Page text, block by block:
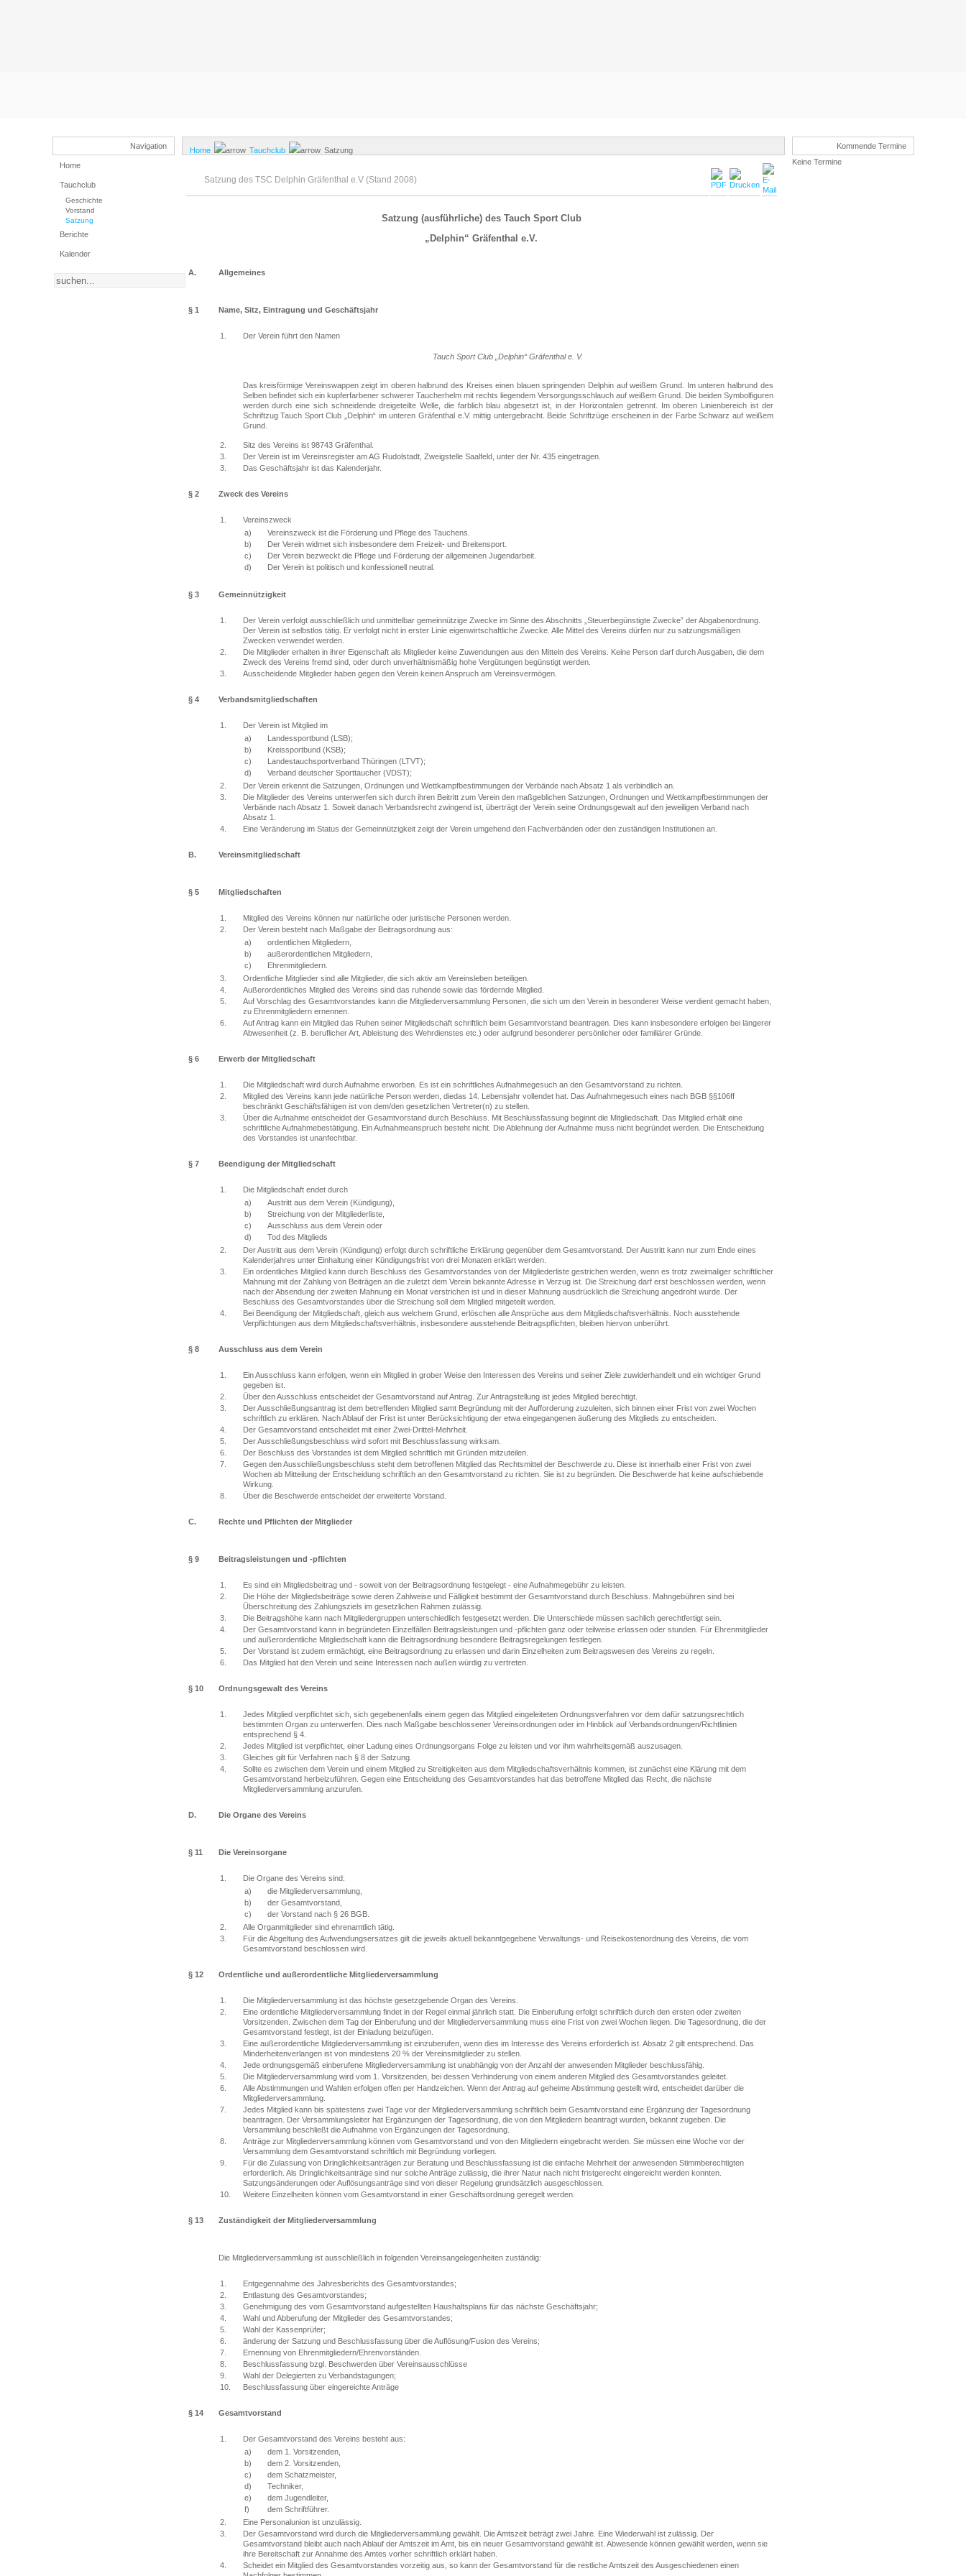
Navigation
Home
Tauchclub
Geschichte
Vorstand
Satzung
Berichte
Kalender
Home Tauchclub Satzung
Satzung des TSC Delphin Gräfenthal e.V (Stand 2008)
Satzung (ausführliche) des Tauch Sport Club
„Delphin“ Gräfenthal e.V.
A. Allgemeines
§ 1 Name, Sitz, Eintragung und Geschäftsjahr
1. Der Verein führt den Namen
Tauch Sport Club „Delphin“ Gräfenthal e. V.
Das kreisförmige Vereinswappen zeigt im oberen halbrund des Kreises einen blauen springenden Delphin auf weißem Grund. Im unteren halbrund des
Selben befindet sich ein kupferfarbener schwerer Taucherhelm mit rechts liegendem Versorgungsschlauch auf weißem Grund. Die beiden Symbolfiguren
werden durch eine sich schneidende dreigeteilte Welle, die farblich blau abgesetzt ist, in der Horizontalen getrennt. Im oberen Linienbereich ist der
Schriftzug Tauch Sport Club „Delphin“ im unteren Gräfenthal e.V. mittig untergebracht. Beide Schriftzüge erscheinen in der Farbe Schwarz auf weißem
Grund.
2.
Sitz des Vereins ist 98743 Gräfenthal.
3.
Der Verein ist im Vereinsregister am AG Rudolstadt, Zweigstelle Saalfeld, unter der Nr. 435 eingetragen.
3.
Das Geschäftsjahr ist das Kalenderjahr.
§ 2 Zweck des Vereins
1.
Vereinszweck
a)
Vereinszweck ist die Förderung und Pflege des Tauchens.
b)
Der Verein widmet sich insbesondere dem Freizeit- und Breitensport.
c)
Der Verein bezweckt die Pflege und Förderung der allgemeinen Jugendarbeit.
d)
Der Verein ist politisch und konfessionell neutral.
§ 3 Gemeinnützigkeit
1.
Der Verein verfolgt ausschließlich und unmittelbar gemeinnützige Zwecke im Sinne des Abschnitts „Steuerbegünstigte Zwecke” der Abgabenordnung.
Der Verein ist selbstlos tätig. Er verfolgt nicht in erster Linie eigenwirtschaftliche Zwecke. Alle Mittel des Vereins dürfen nur zu satzungsmäßigen
Zwecken verwendet werden.
2.
Die Mitglieder erhalten in ihrer Eigenschaft als Mitglieder keine Zuwendungen aus den Mitteln des Vereins. Keine Person darf durch Ausgaben, die dem
Zweck des Vereins fremd sind, oder durch unverhältnismäßig hohe Vergütungen begünstigt werden.
3.
Ausscheidende Mitglieder haben gegen den Verein keinen Anspruch am Vereinsvermögen.
§ 4 Verbandsmitgliedschaften
1.
Der Verein ist Mitglied im
a)
Landessportbund (LSB);
b)
Kreissportbund (KSB);
c)
Landestauchsportverband Thüringen (LTVT);
d)
Verband deutscher Sporttaucher (VDST);
2.
Der Verein erkennt die Satzungen, Ordnungen und Wettkampfbestimmungen der Verbände nach Absatz 1 als verbindlich an.
3.
Die Mitglieder des Vereins unterwerfen sich durch ihren Beitritt zum Verein den maßgeblichen Satzungen, Ordnungen und Wettkampfbestimmungen der
Verbände nach Absatz 1. Soweit danach Verbandsrecht zwingend ist, überträgt der Verein seine Ordnungsgewalt auf den jeweiligen Verband nach
Absatz 1.
4.
Eine Veränderung im Status der Gemeinnützigkeit zeigt der Verein umgehend den Fachverbänden oder den zuständigen Institutionen an.
B. Vereinsmitgliedschaft
§ 5 Mitgliedschaften
1.
Mitglied des Vereins können nur natürliche oder juristische Personen werden.
2.
Der Verein besteht nach Maßgabe der Beitragsordnung aus:
a)
ordentlichen Mitgliedern,
b)
außerordentlichen Mitgliedern,
c)
Ehrenmitgliedern.
3.
Ordentliche Mitglieder sind alle Mitglieder, die sich aktiv am Vereinsleben beteiligen.
4.
Außerordentliches Mitglied des Vereins sind das ruhende sowie das fördernde Mitglied.
5.
Auf Vorschlag des Gesamtvorstandes kann die Mitgliederversammlung Personen, die sich um den Verein in besonderer Weise verdient gemacht haben,
zu Ehrenmitgliedern ernennen.
6.
Auf Antrag kann ein Mitglied das Ruhen seiner Mitgliedschaft schriftlich beim Gesamtvorstand beantragen. Dies kann insbesondere erfolgen bei längerer
Abwesenheit (z. B. beruflicher Art, Ableistung des Wehrdienstes etc.) oder aufgrund besonderer persönlicher oder familiärer Gründe.
§ 6 Erwerb der Mitgliedschaft
1.
Die Mitgliedschaft wird durch Aufnahme erworben. Es ist ein schriftliches Aufnahmegesuch an den Gesamtvorstand zu richten.
2.
Mitglied des Vereins kann jede natürliche Person werden, diedas 14. Lebensjahr vollendet hat. Das Aufnahmegesuch eines nach BGB §§106ff
beschränkt Geschäftsfähigen ist von dem/den gesetzlichen Vertreter(n) zu stellen.
3.
Über die Aufnahme entscheidet der Gesamtvorstand durch Beschluss. Mit Beschlussfassung beginnt die Mitgliedschaft. Das Mitglied erhält eine
schriftliche Aufnahmebestätigung. Ein Aufnahmeanspruch besteht nicht. Die Ablehnung der Aufnahme muss nicht begründet werden. Die Entscheidung
des Vorstandes ist unanfechtbar.
§ 7 Beendigung der Mitgliedschaft
1.
Die Mitgliedschaft endet durch
a)
Austritt aus dem Verein (Kündigung),
b)
Streichung von der Mitgliederliste,
c)
Ausschluss aus dem Verein oder
d)
Tod des Mitglieds
2.
Der Austritt aus dem Verein (Kündigung) erfolgt durch schriftliche Erklärung gegenüber dem Gesamtvorstand. Der Austritt kann nur zum Ende eines
Kalenderjahres unter Einhaltung einer Kündigungsfrist von drei Monaten erklärt werden.
3.
Ein ordentliches Mitglied kann durch Beschluss des Gesamtvorstandes von der Mitgliederliste gestrichen werden, wenn es trotz zweimaliger schriftlicher
Mahnung mit der Zahlung von Beiträgen an die zuletzt dem Verein bekannte Adresse in Verzug ist. Die Streichung darf erst beschlossen werden, wenn
nach der Absendung der zweiten Mahnung ein Monat verstrichen ist und in dieser Mahnung ausdrücklich die Streichung angedroht wurde. Der
Beschluss des Gesamtvorstandes über die Streichung soll dem Mitglied mitgeteilt werden.
4.
Bei Beendigung der Mitgliedschaft, gleich aus welchem Grund, erlöschen alle Ansprüche aus dem Mitgliedschaftsverhältnis. Noch ausstehende
Verpflichtungen aus dem Mitgliedschaftsverhältnis, insbesondere ausstehende Beitragspflichten, bleiben hiervon unberührt.
§ 8 Ausschluss aus dem Verein
1.
Ein Ausschluss kann erfolgen, wenn ein Mitglied in grober Weise den Interessen des Vereins und seiner Ziele zuwiderhandelt und ein wichtiger Grund
gegeben ist.
2.
Über den Ausschluss entscheidet der Gesamtvorstand auf Antrag. Zur Antragstellung ist jedes Mitglied berechtigt.
3.
Der Ausschließungsantrag ist dem betreffenden Mitglied samt Begründung mit der Aufforderung zuzuleiten, sich binnen einer Frist von zwei Wochen
schriftlich zu erklären. Nach Ablauf der Frist ist unter Berücksichtigung der etwa eingegangenen äußerung des Mitglieds zu entscheiden.
4.
Der Gesamtvorstand entscheidet mit einer Zwei-Drittel-Mehrheit.
5.
Der Ausschließungsbeschluss wird sofort mit Beschlussfassung wirksam.
6.
Der Beschluss des Vorstandes ist dem Mitglied schriftlich mit Gründen mitzuteilen.
7.
Gegen den Ausschließungsbeschluss steht dem betroffenen Mitglied das Rechtsmittel der Beschwerde zu. Diese ist innerhalb einer Frist von zwei
Wochen ab Mitteilung der Entscheidung schriftlich an den Gesamtvorstand zu richten. Sie ist zu begründen. Die Beschwerde hat keine aufschiebende
Wirkung.
8.
Über die Beschwerde entscheidet der erweiterte Vorstand.
C. Rechte und Pflichten der Mitglieder
§ 9 Beitragsleistungen und -pflichten
1.
Es sind ein Mitgliedsbeitrag und - soweit von der Beitragsordnung festgelegt - eine Aufnahmegebühr zu leisten.
2.
Die Höhe der Mitgliedsbeiträge sowie deren Zahlweise und Fälligkeit bestimmt der Gesamtvorstand durch Beschluss. Mahngebühren sind bei
Überschreitung des Zahlungsziels im gesetzlichen Rahmen zulässig.
3.
Die Beitragshöhe kann nach Mitgliedergruppen unterschiedlich festgesetzt werden. Die Unterschiede müssen sachlich gerechtfertigt sein.
4.
Der Gesamtvorstand kann in begründeten Einzelfällen Beitragsleistungen und -pflichten ganz oder teilweise erlassen oder stunden. Für Ehrenmitglieder
und außerordentliche Mitgliedschaft kann die Beitragsordnung besondere Beitragsregelungen festlegen.
5.
Der Vorstand ist zudem ermächtigt, eine Beitragsordnung zu erlassen und darin Einzelheiten zum Beitragswesen des Vereins zu regeln.
6.
Das Mitglied hat den Verein und seine Interessen nach außen würdig zu vertreten.
§ 10 Ordnungsgewalt des Vereins
1.
Jedes Mitglied verpflichtet sich, sich gegebenenfalls einem gegen das Mitglied eingeleiteten Ordnungsverfahren vor dem dafür satzungsrechtlich
bestimmten Organ zu unterwerfen. Dies nach Maßgabe beschlossener Vereinsordnungen oder im Hinblick auf Verbandsordnungen/Richtlinien
entsprechend § 4.
2.
Jedes Mitglied ist verpflichtet, einer Ladung eines Ordnungsorgans Folge zu leisten und vor ihm wahrheitsgemäß auszusagen.
3.
Gleiches gilt für Verfahren nach § 8 der Satzung.
4.
Sollte es zwischen dem Verein und einem Mitglied zu Streitigkeiten aus dem Mitgliedschaftsverhältnis kommen, ist zunächst eine Klärung mit dem
Gesamtvorstand herbeizuführen. Gegen eine Entscheidung des Gesamtvorstandes hat das betroffene Mitglied das Recht, die nächste
Mitgliederversammlung anzurufen.
D. Die Organe des Vereins
§ 11 Die Vereinsorgane
1.
Die Organe des Vereins sind:
a)
die Mitgliederversammlung,
b)
der Gesamtvorstand,
c)
der Vorstand nach § 26 BGB.
2.
Alle Organmitglieder sind ehrenamtlich tätig.
3.
Für die Abgeltung des Aufwendungsersatzes gilt die jeweils aktuell bekanntgegebene Verwaltungs- und Reisekostenordnung des Vereins, die vom
Gesamtvorstand beschlossen wird.
§ 12 Ordentliche und außerordentliche Mitgliederversammlung
1.
Die Mitgliederversammlung ist das höchste gesetzgebende Organ des Vereins.
2.
Eine ordentliche Mitgliederversammlung findet in der Regel einmal jährlich statt. Die Einberufung erfolgt schriftlich durch den ersten oder zweiten
Vorsitzenden. Zwischen dem Tag der Einberufung und der Mitgliederversammlung muss eine Frist von zwei Wochen liegen. Die Tagesordnung, die der
Gesamtvorstand festlegt, ist der Einladung beizufügen.
3.
Eine außerordentliche Mitgliederversammlung ist einzuberufen, wenn dies im Interesse des Vereins erforderlich ist. Absatz 2 gilt entsprechend. Das
Minderheitenverlangen ist von mindestens 20 % der Vereinsmitglieder zu stellen.
4.
Jede ordnungsgemäß einberufene Mitgliederversammlung ist unabhängig von der Anzahl der anwesenden Mitglieder beschlussfähig.
5.
Die Mitgliederversammlung wird vom 1. Vorsitzenden, bei dessen Verhinderung von einem anderen Mitglied des Gesamtvorstandes geleitet.
6.
Alle Abstimmungen und Wahlen erfolgen offen per Handzeichen. Wenn der Antrag auf geheime Abstimmung gestellt wird, entscheidet darüber die
Mitgliederversammlung.
7.
Jedes Mitglied kann bis spätestens zwei Tage vor der Mitgliederversammlung schriftlich beim Gesamtvorstand eine Ergänzung der Tagesordnung
beantragen. Der Versammlungsleiter hat Ergänzungen der Tagesordnung, die von den Mitgliedern beantragt wurden, bekannt zugeben. Die
Versammlung beschließt die Aufnahme von Ergänzungen der Tagesordnung.
8.
Anträge zur Mitgliederversammlung können vom Gesamtvorstand und von den Mitgliedern eingebracht werden. Sie müssen eine Woche vor der
Versammlung dem Gesamtvorstand schriftlich mit Begründung vorliegen.
9.
Für die Zulassung von Dringlichkeitsanträgen zur Beratung und Beschlussfassung ist die einfache Mehrheit der anwesenden Stimmberechtigten
erforderlich. Als Dringlichkeitsanträge sind nur solche Anträge zulässig, die ihrer Natur nach nicht fristgerecht eingereicht werden konnten.
Satzungsänderungen oder Auflösungsanträge sind von dieser Regelung grundsätzlich ausgeschlossen.
10.
Weitere Einzelheiten können vom Gesamtvorstand in einer Geschäftsordnung geregelt werden.
§ 13 Zuständigkeit der Mitgliederversammlung
Die Mitgliederversammlung ist ausschließlich in folgenden Vereinsangelegenheiten zuständig:
1.
Entgegennahme des Jahresberichts des Gesamtvorstandes;
2.
Entlastung des Gesamtvorstandes;
3.
Genehmigung des vom Gesamtvorstand aufgestellten Haushaltsplans für das nächste Geschäftsjahr;
4.
Wahl und Abberufung der Mitglieder des Gesamtvorstandes;
5.
Wahl der Kassenprüfer;
6.
änderung der Satzung und Beschlussfassung über die Auflösung/Fusion des Vereins;
7.
Ernennung von Ehrenmitgliedern/Ehrenvorständen.
8.
Beschlussfassung bzgl. Beschwerden über Vereinsausschlüsse
9.
Wahl der Delegierten zu Verbandstagungen;
10.
Beschlussfassung über eingereichte Anträge
§ 14 Gesamtvorstand
1.
Der Gesamtvorstand des Vereins besteht aus:
a)
dem 1. Vorsitzenden,
b)
dem 2. Vorsitzenden,
c)
dem Schatzmeister,
d)
Techniker,
e)
dem Jugendleiter,
f)
dem Schriftführer.
2.
Eine Personalunion ist unzulässig.
3.
Der Gesamtvorstand wird durch die Mitgliederversammlung gewählt. Die Amtszeit beträgt zwei Jahre. Eine Wiederwahl ist zulässig. Der
Gesamtvorstand bleibt auch nach Ablauf der Amtszeit im Amt, bis ein neuer Gesamtvorstand gewählt ist. Abwesende können gewählt werden, wenn sie
ihre Bereitschaft zur Annahme des Amtes vorher schriftlich erklärt haben.
4.
Scheidet ein Mitglied des Gesamtvorstandes vorzeitig aus, so kann der Gesamtvorstand für die restliche Amtszeit des Ausgeschiedenen einen
Kommende Termine
Keine Termine